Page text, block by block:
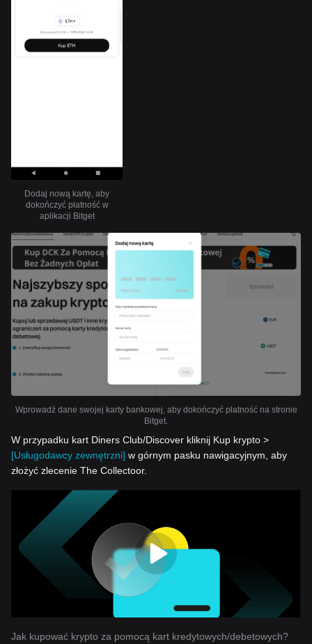
Dodaj nową kartę, aby
dokończyć płatność w
aplikacji Bitget
Wprowadź dane swojej karty bankowej, aby dokończyć płatność na stronie
Bitget.
W przypadku kart Diners Club/Discover kliknij Kup krypto >
[Usługodawcy zewnętrzni] w górnym pasku nawigacyjnym, aby
złożyć zlecenie The Collectoor.
Jak kupować krypto za pomocą kart kredytowych/debetowych?